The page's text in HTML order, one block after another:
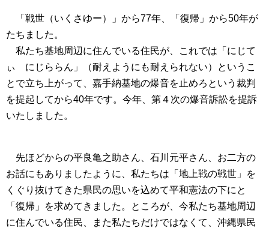
「戦世（いくさゆー）」から77年、「復帰」から50年が
たちました。
私たち基地周辺に住んでいる住民が、これでは「にじて
ぃ にじららん」（耐えようにも耐えられない）というこ
とで立ち上がって、嘉手納基地の爆音を止めろという裁判
を提起してから40年です。今年、第４次の爆音訴訟を提訴
いたしました。
先ほどからの平良亀之助さん、石川元平さん、お二方の
お話にもありましたように、私たちは「地上戦の戦世」を
くぐり抜けてきた県民の思いを込めて平和憲法の下にと
「復帰」を求めてきました。ところが、今私たち基地周辺
に住んでいる住民、また私たちだけではなくて、沖縄県民